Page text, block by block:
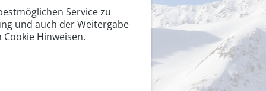
Service zu
und auch der Weitergabe
Cookie Hinweisen.